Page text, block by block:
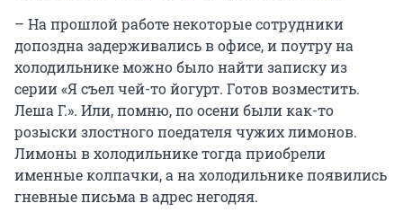
– На прошлой работе некоторые сотрудники
допоздна задерживались в офисе, и поутру на
холодильнике можно было найти записку из
серии «Я съел чей-то йогурт. Готов возместить.
Леша Г.». Или, помню, по осени были как-то
розыски злостного поедателя чужих лимонов.
Лимоны в холодильнике тогда приобрели
именные колпачки, а на холодильнике появились
гневные письма в адрес негодяя.